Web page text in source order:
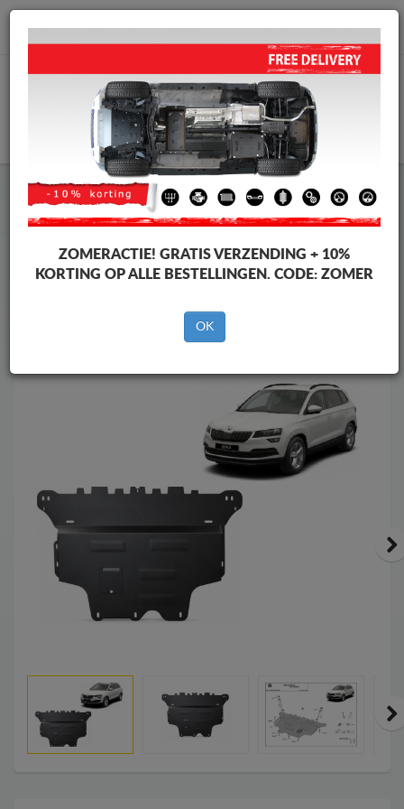
info@motorbeschermplaat.com
WINKELWAGEN
Motor Beschermplaat Motor Beschermplaat Skoda
Motor Beschermplaat
Merken
Terug naar de catalogus
ZOMERACTIE! GRATIS VERZENDING + 10%
KORTING OP ALLE BESTELLINGEN. CODE: ZOMER
OK